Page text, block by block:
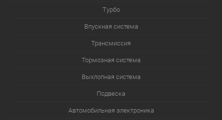
Турбо
Впускная система
Трансмиссия
Тормозная система
Выхлопная система
Подвеска
Автомобильная электроника